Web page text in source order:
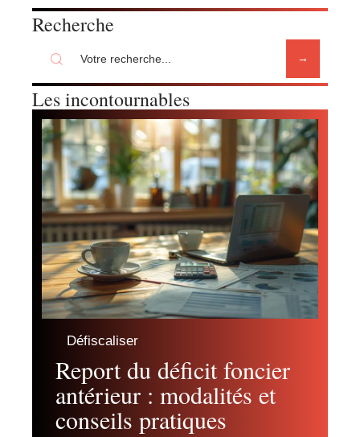
Recherche
Les incontournables
Défiscaliser
Report du déficit foncier
antérieur : modalités et
conseils pratiques